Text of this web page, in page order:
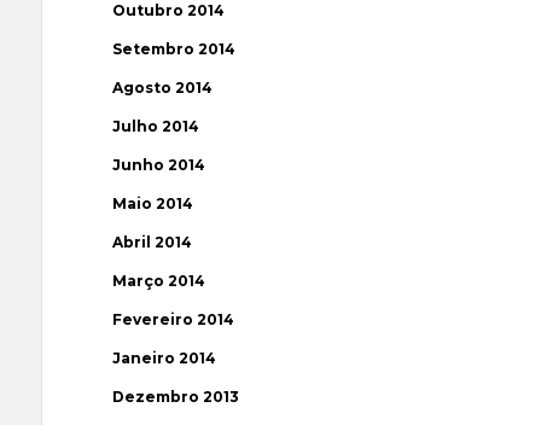
Outubro 2014
Setembro 2014
Agosto 2014
Julho 2014
Junho 2014
Maio 2014
Abril 2014
Março 2014
Fevereiro 2014
Janeiro 2014
Dezembro 2013